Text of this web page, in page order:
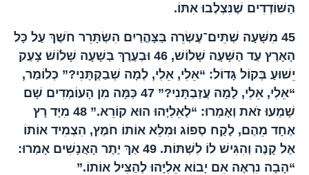
הַשּׁוֹדְדִים שֶׁנִּצְלְבוּ אִתּוֹ.
45 מִשָּׁעָה שְׁתֵּים־עֶשְׂרֵה בַּצָּהֳרַיִם הִשְׂתָּרֵר חֹשֶׁךְ עַל כָּל
הָאָרֶץ עַד הַשָּׁעָה שָׁלוֹשׁ, 46 וּבְעֶרֶךְ בְּשָׁעָה שָׁלוֹשׁ צָעַק
יֵשׁוּעַ בְּקוֹל גָּדוֹל: “אֵלִי, אֵלִי, לְמָה שְׁבַקְתָּנִי?” כְּלוֹמַר,
“אֵלִי, אֵלִי, לָמָה עֲזַבְתָּנִי?” 47 כַּמָּה מִן הָעוֹמְדִים שָׁם
שָׁמְעוּ זֹאת וְאָמְרוּ: “לְאֵלִיָּהוּ הוּא קוֹרֵא.” 48 מִיָּד רָץ
אֶחָד מֵהֶם, לָקַח סְפוֹג וּמִלֵּא אוֹתוֹ חֹמֶץ, הִצְמִיד אוֹתוֹ
אֶל קָנֶה וְהִגִּישׁ לוֹ לִשְׁתּוֹת. 49 אַךְ יֶתֶר הָאֲנָשִׁים אָמְרוּ:
“הָבָה נִרְאֶה אִם יָבוֹא אֵלִיָּהוּ לְהַצִּיל אוֹתוֹ.”